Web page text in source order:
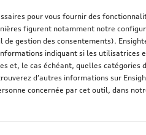
pour vous fournir des
figurent notamment notre
de gestion des consentements).
indiquant si les utilisatrices
et, le cas échéant, quelles catégories
d’autres informations sur
concernée par cet outil, dans